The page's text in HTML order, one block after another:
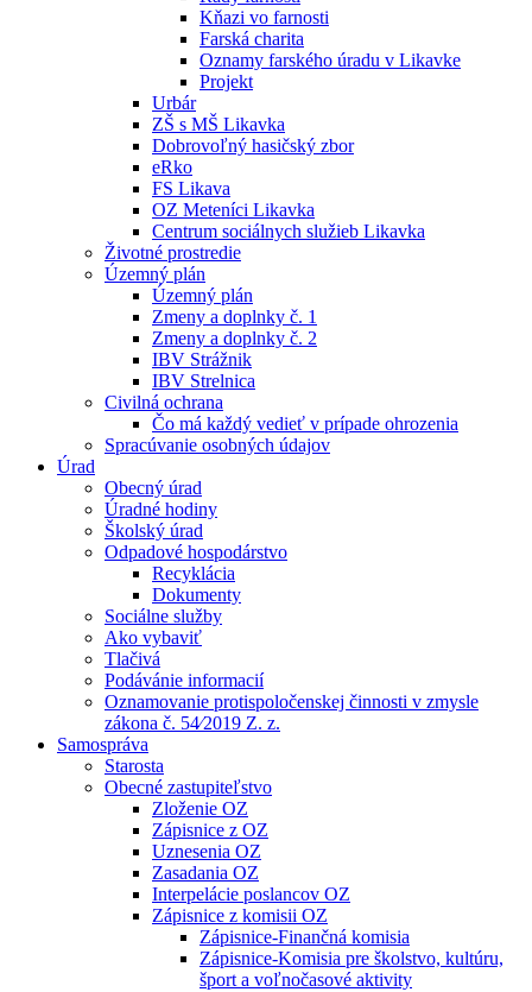
Kňazi vo farnosti
Farská charita
Oznamy farského úradu v Likavke
Projekt
Urbár
ZŠ s MŠ Likavka
Dobrovoľný hasičský zbor
eRko
FS Likava
OZ Meteníci Likavka
Centrum sociálnych služieb Likavka
Životné prostredie
Územný plán
Územný plán
Zmeny a doplnky č. 1
Zmeny a doplnky č. 2
IBV Strážnik
IBV Strelnica
Civilná ochrana
Čo má každý vedieť v prípade ohrozenia
Spracúvanie osobných údajov
Úrad
Obecný úrad
Úradné hodiny
Školský úrad
Odpadové hospodárstvo
Recyklácia
Dokumenty
Sociálne služby
Ako vybaviť
Tlačivá
Podávánie informacií
Oznamovanie protispoločenskej činnosti v zmysle
zákona č. 54⁄2019 Z. z.
Samospráva
Starosta
Obecné zastupiteľstvo
Zloženie OZ
Zápisnice z OZ
Uznesenia OZ
Zasadania OZ
Interpelácie poslancov OZ
Zápisnice z komisii OZ
Zápisnice-Finančná komisia
Zápisnice-Komisia pre školstvo, kultúru,
šport a voľnočasové aktivity